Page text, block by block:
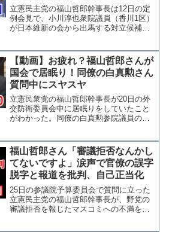
を処分せず
立憲民主党の福山哲郎幹事長は12日の定
例会見で、小川淳也衆院議員（香川1区）
が日本維新の会から出馬する対立候補の
雄一郎代表の元秘書で、小川氏と旧知の
仲だったとして処分を...
【動画】お疲れ？福山哲郎さんが
国会で居眠り！同僚の白真勲さん
質問中にスヤスヤ
立憲民衆党の福山哲郎幹事長が20日の外
交防衛委員会中に居眠りをしていたこと
がわかった。同僚の白真勲参院議員の質
問が始まってからも約8分間に渡りうとう
とし続けた。 長時間...
福山哲郎さん「審議拒否なんかし
てないですよ」涙声で官僚の誤字
脱字と報道を批判、自己正当化
25日の参議院予算委員会で質問に立った
立憲民主党の福山哲郎幹事長が、野党の
審議拒否を報じたマスコミへの不満を漏